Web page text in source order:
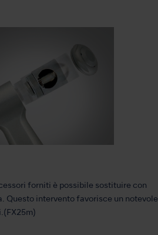
forniti è possibile sostituire con
Questo intervento favorisce un notevole